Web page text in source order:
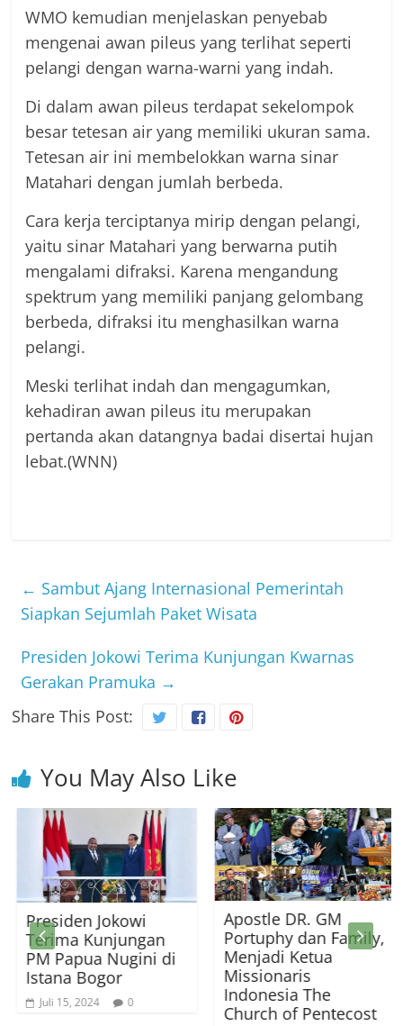
WMO kemudian menjelaskan penyebab
mengenai awan pileus yang terlihat seperti
pelangi dengan warna-warni yang indah.
Di dalam awan pileus terdapat sekelompok
besar tetesan air yang memiliki ukuran sama.
Tetesan air ini membelokkan warna sinar
Matahari dengan jumlah berbeda.
Cara kerja terciptanya mirip dengan pelangi,
yaitu sinar Matahari yang berwarna putih
mengalami difraksi. Karena mengandung
spektrum yang memiliki panjang gelombang
berbeda, difraksi itu menghasilkan warna
pelangi.
Meski terlihat indah dan mengagumkan,
kehadiran awan pileus itu merupakan
pertanda akan datangnya badai disertai hujan
lebat.(WNN)
← Sambut Ajang Internasional Pemerintah
Siapkan Sejumlah Paket Wisata
Presiden Jokowi Terima Kunjungan Kwarnas
Gerakan Pramuka →
Share This Post:
You May Also Like
Presiden Jokowi
Terima Kunjungan
PM Papua Nugini di
Istana Bogor
Juli 15, 2024 0
Apostle DR. GM
Portuphy dan Family,
Menjadi Ketua
Missionaris
Indonesia The
Church of Pentecost